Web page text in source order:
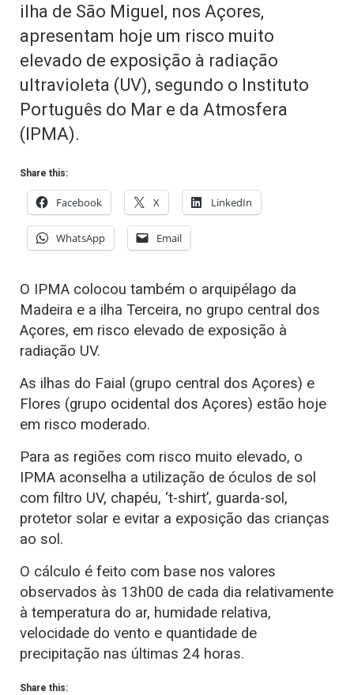
ilha de São Miguel, nos Açores,
apresentam hoje um risco muito
elevado de exposição à radiação
ultravioleta (UV), segundo o Instituto
Português do Mar e da Atmosfera
(IPMA).
Share this:
Facebook X LinkedIn
WhatsApp Email
O IPMA colocou também o arquipélago da
Madeira e a ilha Terceira, no grupo central dos
Açores, em risco elevado de exposição à
radiação UV.
As ilhas do Faial (grupo central dos Açores) e
Flores (grupo ocidental dos Açores) estão hoje
em risco moderado.
Para as regiões com risco muito elevado, o
IPMA aconselha a utilização de óculos de sol
com filtro UV, chapéu, ‘t-shirt’, guarda-sol,
protetor solar e evitar a exposição das crianças
ao sol.
O cálculo é feito com base nos valores
observados às 13h00 de cada dia relativamente
à temperatura do ar, humidade relativa,
velocidade do vento e quantidade de
precipitação nas últimas 24 horas.
Share this: